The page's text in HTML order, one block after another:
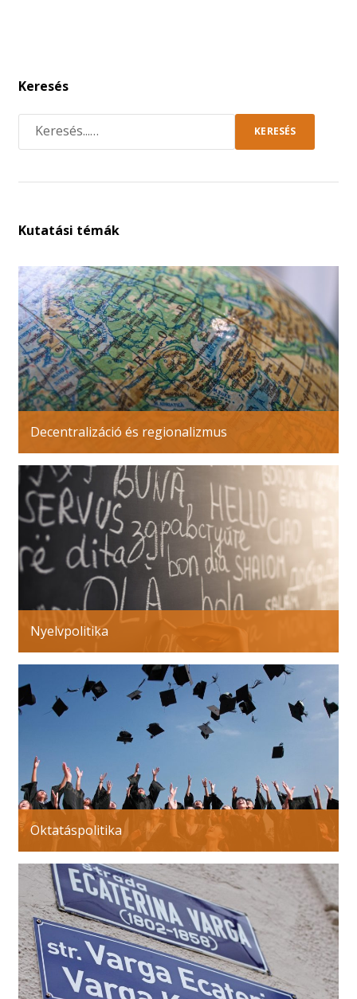
Keresés
KERESÉS
Kutatási témák
Decentralizáció és regionalizmus
Nyelvpolitika
Oktatáspolitika